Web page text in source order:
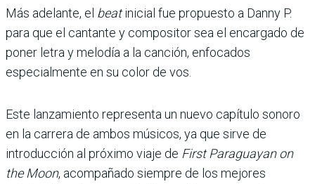
Más adelante, el beatinicial fue propuesto a Danny P.
para que el cantante y compositor sea el encargado de
poner letra y melodía a la canción, enfocados
especialmente en su color de vos.
Este lanzamiento representa un nuevo capítulo sonoro
en la carrera de ambos músicos, ya que sirve de
introducción al próximo viaje de First Paraguayan on
the Moon, acompañado siempre de los mejores